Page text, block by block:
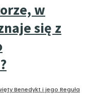
w
się z
Benedykt i jego Reguła